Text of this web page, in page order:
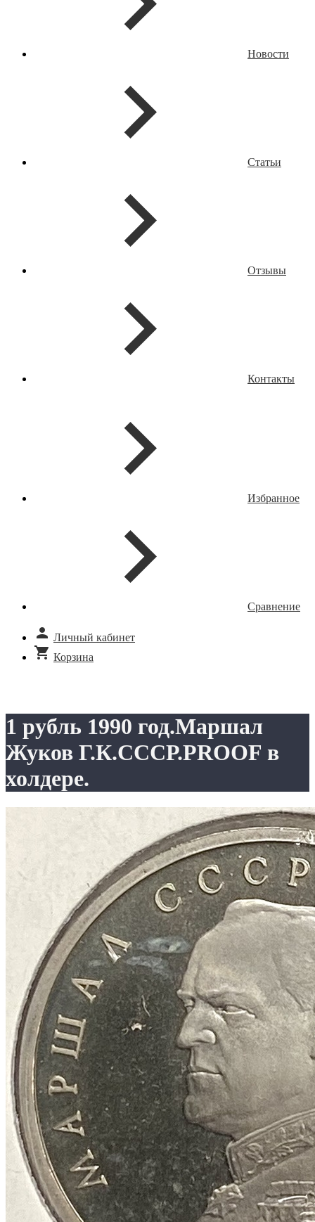
Новости
Статьи
Отзывы
Контакты
Избранное
Сравнение
Личный кабинет
Корзина
1 рубль 1990 год.Маршал
Жуков Г.К.СССР.PROOF в
холдере.